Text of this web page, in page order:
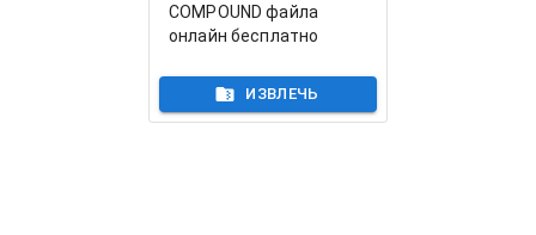
COMPOUND файла
онлайн бесплатно
ИЗВЛЕЧЬ